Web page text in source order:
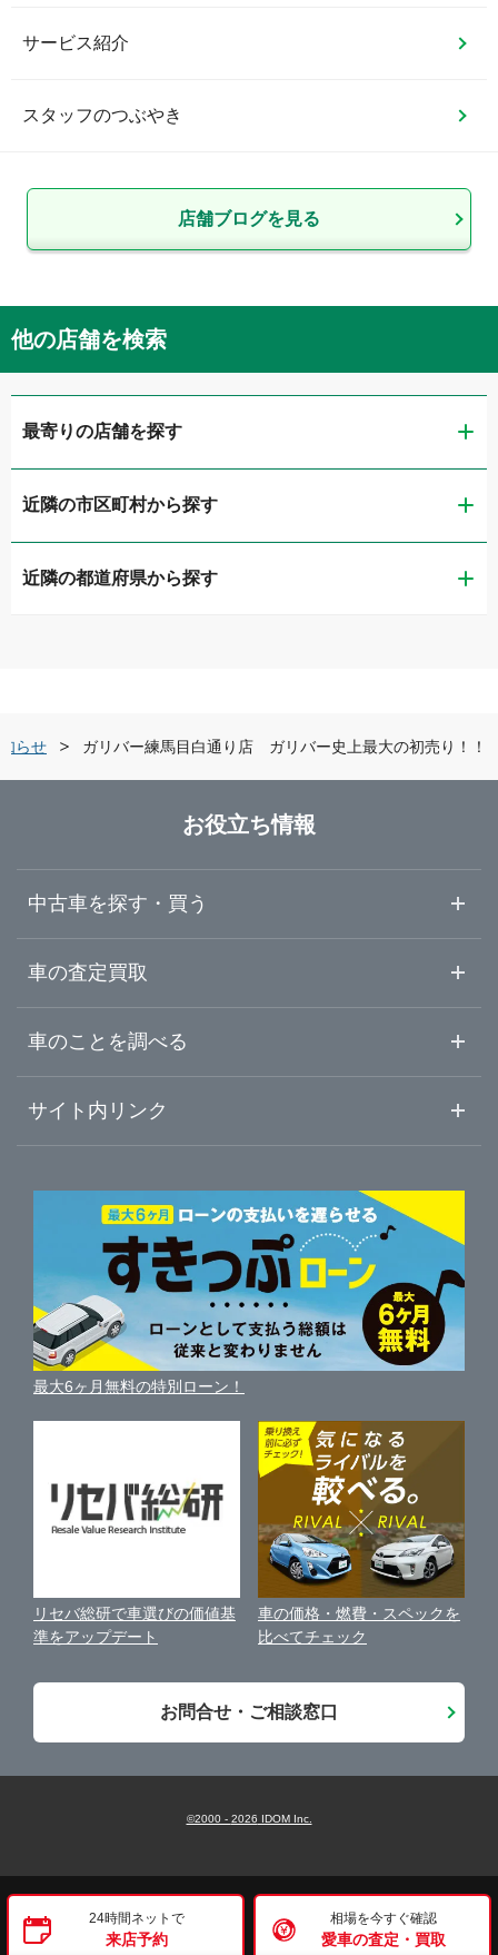
サービス紹介
スタッフのつぶやき
店舗ブログを見る
他の店舗を検索
最寄りの店舗を探す
ガリバー扇橋店
LIBERALA リベラーラお台場
ガリバー世田谷成城店
ガリバー練馬目白通り店
ガリバー練馬出張査定センター
ガリバー環七加平店
ガリバー環七西新井店
ガリバー蔵前橋通り新小岩店
ガリバー葛飾出張査定センター
ガリバー八王子みなみ野店
ガリバー三鷹店
ガリバーあきる野店
近隣の市区町村から探す
江東区
葛飾区
江戸川区
八王子市
三鷹市
東大和市
あきる野市
西東京市
近隣の都道府県から探す
千葉県
東京都
神奈川県
らせ ガリバー練馬目白通り店 ガリバー史上最大の初売り！！
24時間ネットで
来店予約
相場を今すぐ確認
愛車の査定・買取
お役立ち情報
中古車を探す・買う
中古車情報・中古車検索
初めての中古車購入ガイド
中古車人気ランキング
自動車ローンを調べる
ガリバーの自動車ローン
車買い替えの基礎知識
近くのお店で車を探す
車の査定買取
車査定・車買取ならガリバー
ガリバーの査定が選ばれる理由
車を売る時よくある質問
便利な査定サービス
中古車買取相場（毎月更新）
車の個人売買ガイド
車のことを調べる
車初心者まとめ
新車・中古車カタログ
車の燃費を調べる
車種別クチコミ
車比較サイト
サイト内リンク
サイトマップ
サイトの使用条件
利用規約
保険代理店業務に関する基本方針
古物営業法に基づく表示
お客様の声
会社案内
最大6ヶ月無料の特別ローン！
リセバ総研で車選びの価値基
準をアップデート
車の価格・燃費・スペックを
比べてチェック
お問合せ・ご相談窓口
©2000 - 2026 IDOM Inc.